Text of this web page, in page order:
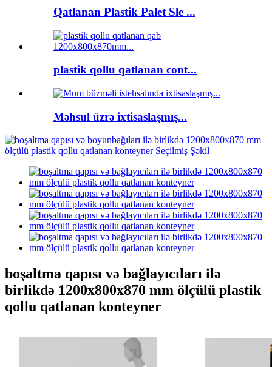
Qatlanan Plastik Palet Sle ...
plastik qollu qatlanan cont...
Məhsul üzrə ixtisaslaşmış...
boşaltma qapısı və bağlayıcıları ilə
birlikdə 1200x800x870 mm ölçülü plastik
qollu qatlanan konteyner